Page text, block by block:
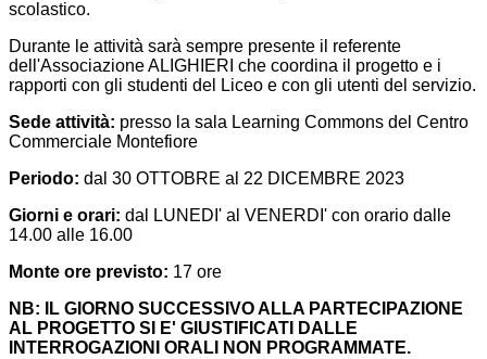
scolastico.
Durante le attività sarà sempre presente il referente
dell'Associazione ALIGHIERI che coordina il progetto e i
rapporti con gli studenti del Liceo e con gli utenti del servizio.
Sede attività: presso la sala Learning Commons del Centro
Commerciale Montefiore
Periodo: dal 30 OTTOBRE al 22 DICEMBRE 2023
Giorni e orari: dal LUNEDI' al VENERDI' con orario dalle
14.00 alle 16.00
Monte ore previsto: 17 ore
NB: IL GIORNO SUCCESSIVO ALLA PARTECIPAZIONE
AL PROGETTO SI E' GIUSTIFICATI DALLE
INTERROGAZIONI ORALI NON PROGRAMMATE.